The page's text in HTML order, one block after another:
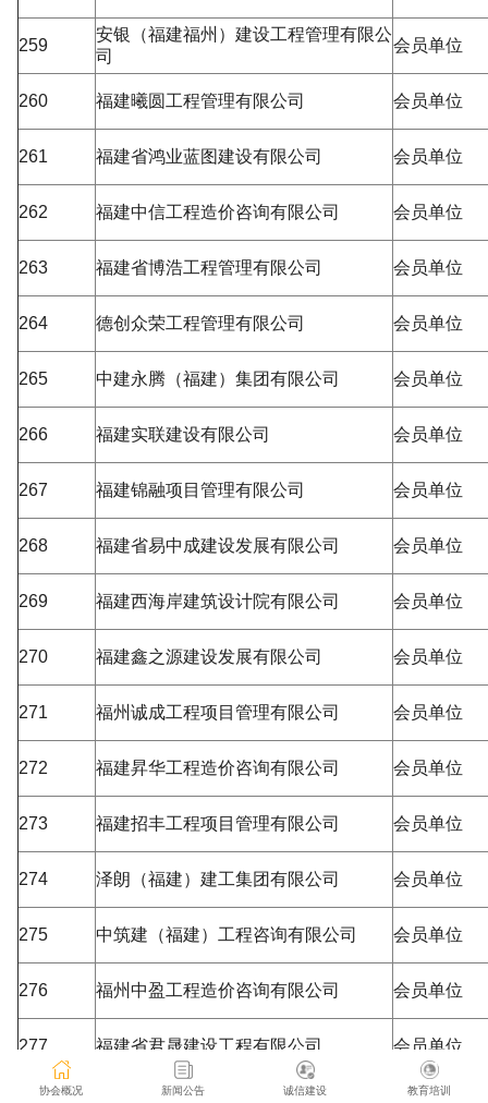
259
安银（福建福州）建设工程管理有限公
司
会员单位
260 福建曦圆工程管理有限公司 会员单位
261 福建省鸿业蓝图建设有限公司 会员单位
262 福建中信工程造价咨询有限公司 会员单位
263 福建省博浩工程管理有限公司 会员单位
264 德创众荣工程管理有限公司 会员单位
265 中建永腾（福建）集团有限公司 会员单位
266 福建实联建设有限公司 会员单位
267 福建锦融项目管理有限公司 会员单位
268 福建省易中成建设发展有限公司 会员单位
269 福建西海岸建筑设计院有限公司 会员单位
270 福建鑫之源建设发展有限公司 会员单位
271 福州诚成工程项目管理有限公司 会员单位
272 福建昇华工程造价咨询有限公司 会员单位
273 福建招丰工程项目管理有限公司 会员单位
274 泽朗（福建）建工集团有限公司 会员单位
275 中筑建（福建）工程咨询有限公司 会员单位
276 福州中盈工程造价咨询有限公司 会员单位
277 福建省君晟建设工程有限公司 会员单位
协会概况 新闻公告 诚信建设 教育培训